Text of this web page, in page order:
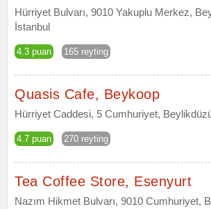
Hürriyet Bulvarı, 9010 Yakuplu Merkez,
İstanbul
4.3 puan 165 reyting
Quasis Cafe, Beykoop
Hürriyet Caddesi, 5 Cumhuriyet,
4.7 puan 270 reyting
Tea Coffee Store, Esenyurt
Nazım Hikmet Bulvarı, 9010 Cumhuriyet,